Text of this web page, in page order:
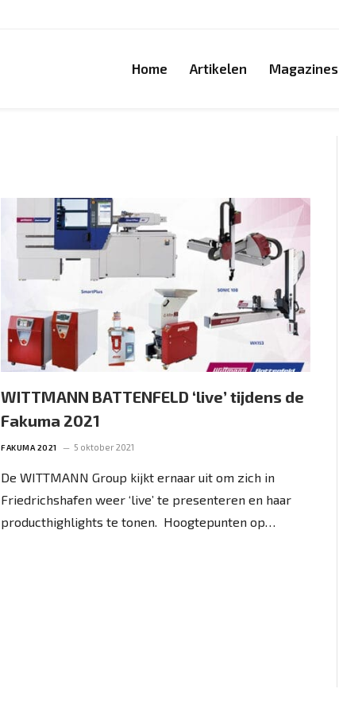
Home Artikelen Magazines
WITTMANN BATTENFELD ‘live’ tijdens de
Fakuma 2021
FAKUMA 2021 5 oktober 2021
De WITTMANN Group kijkt ernaar uit om zich in
Friedrichshafen weer ‘live’ te presenteren en haar
producthighlights te tonen. Hoogtepunten op…